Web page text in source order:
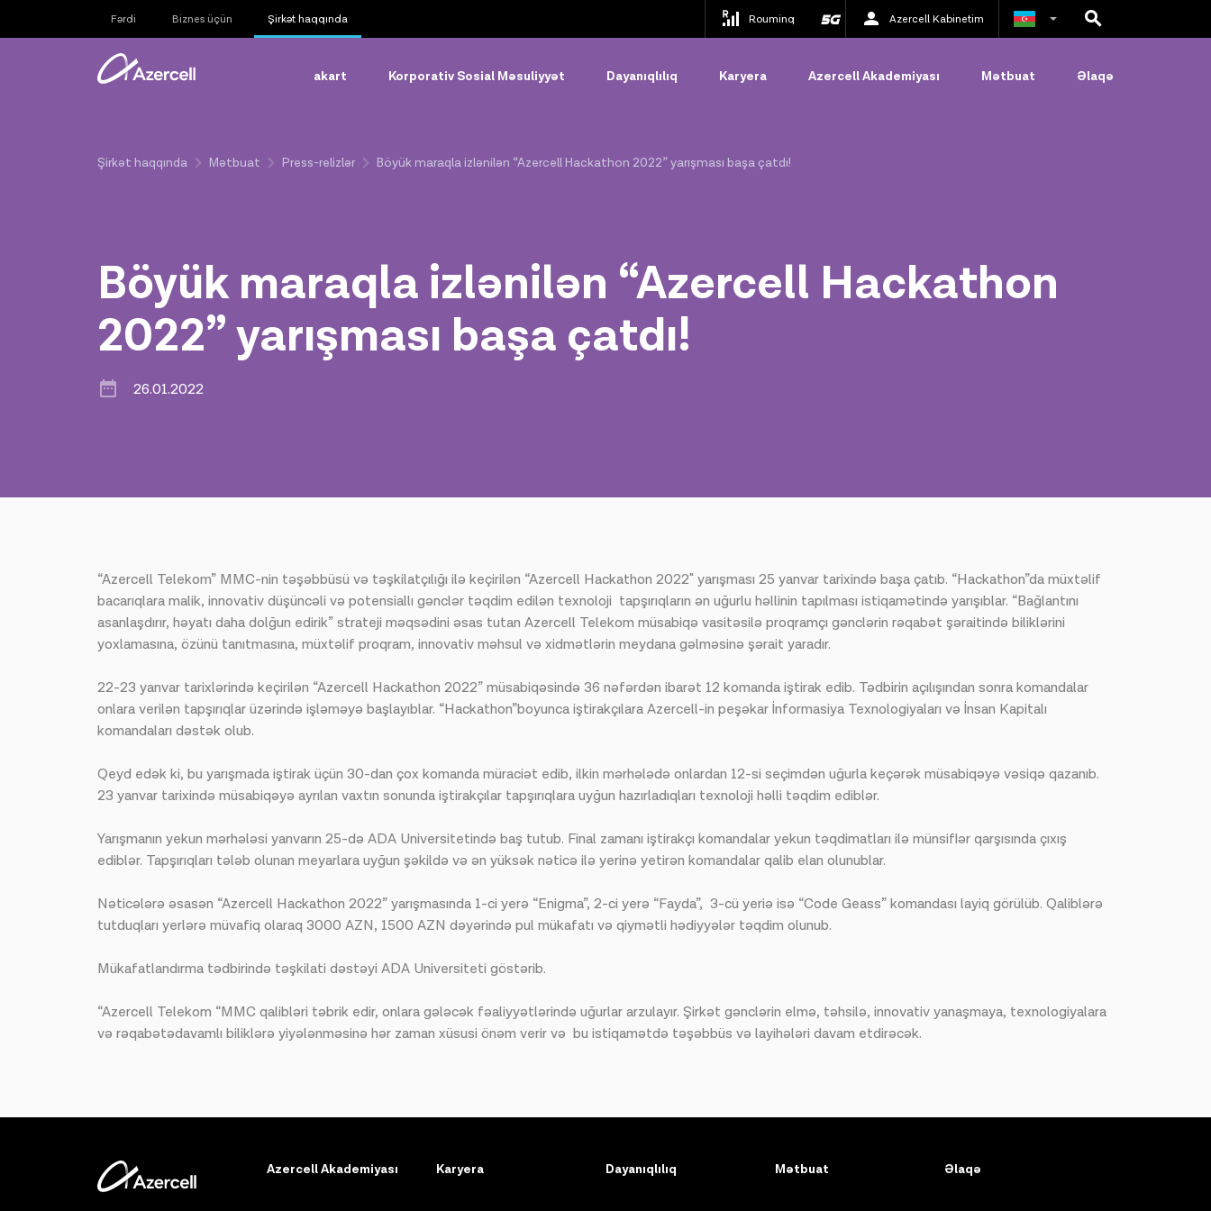
Fərdi Biznes üçün Şirkət haqqında Rouminq Azercell Kabinetim
akart Korporativ Sosial Məsuliyyət Dayanıqlılıq Karyera Azercell Akademiyası Mətbuat Əlaqə
Şirkət haqqında Mətbuat Press-relizlər Böyük maraqla izlənilən “Azercell Hackathon 2022” yarışması başa çatdı!
Böyük maraqla izlənilən “Azercell Hackathon
2022” yarışması başa çatdı!
26.01.2022
“Azercell Telekom” MMC-nin təşəbbüsü və təşkilatçılığı ilə keçirilən “Azercell Hackathon 2022" yarışması 25 yanvar tarixində başa çatıb. “Hackathon”da müxtəlif
bacarıqlara malik, innovativ düşüncəli və potensiallı gənclər təqdim edilən texnoloji tapşırıqların ən uğurlu həllinin tapılması istiqamətində yarışıblar. “Bağlantını
asanlaşdırır, həyatı daha dolğun edirik” strateji məqsədini əsas tutan Azercell Telekom müsabiqə vasitəsilə proqramçı gənclərin rəqabət şəraitində biliklərini
yoxlamasına, özünü tanıtmasına, müxtəlif proqram, innovativ məhsul və xidmətlərin meydana gəlməsinə şərait yaradır.
22-23 yanvar tarixlərində keçirilən “Azercell Hackathon 2022” müsabiqəsində 36 nəfərdən ibarət 12 komanda iştirak edib. Tədbirin açılışından sonra komandalar
onlara verilən tapşırıqlar üzərində işləməyə başlayıblar. “Hackathon”boyunca iştirakçılara Azercell-in peşəkar İnformasiya Texnologiyaları və İnsan Kapitalı
komandaları dəstək olub.
Qeyd edək ki, bu yarışmada iştirak üçün 30-dan çox komanda müraciət edib, ilkin mərhələdə onlardan 12-si seçimdən uğurla keçərək müsabiqəyə vəsiqə qazanıb.
23 yanvar tarixində müsabiqəyə ayrılan vaxtın sonunda iştirakçılar tapşırıqlara uyğun hazırladıqları texnoloji həlli təqdim ediblər.
Yarışmanın yekun mərhələsi yanvarın 25-də ADA Universitetində baş tutub. Final zamanı iştirakçı komandalar yekun təqdimatları ilə münsiflər qarşısında çıxış
ediblər. Tapşırıqları tələb olunan meyarlara uyğun şəkildə və ən yüksək nəticə ilə yerinə yetirən komandalar qalib elan olunublar.
Nəticələrə əsasən “Azercell Hackathon 2022” yarışmasında 1-ci yerə “Enigma”, 2-ci yerə “Fayda”, 3-cü yeriə isə “Code Geass” komandası layiq görülüb. Qaliblərə
tutduqları yerlərə müvafiq olaraq 3000 AZN, 1500 AZN dəyərində pul mükafatı və qiymətli hədiyyələr təqdim olunub.
Mükafatlandırma tədbirində təşkilati dəstəyi ADA Universiteti göstərib.
“Azercell Telekom “MMC qalibləri təbrik edir, onlara gələcək fəaliyyətlərində uğurlar arzulayır. Şirkət gənclərin elmə, təhsilə, innovativ yanaşmaya, texnologiyalara
və rəqabətədavamlı biliklərə yiyələnməsinə hər zaman xüsusi önəm verir və bu istiqamətdə təşəbbüs və layihələri davam etdirəcək.
Azercell Akademiyası Karyera Dayanıqlılıq Mətbuat Əlaqə